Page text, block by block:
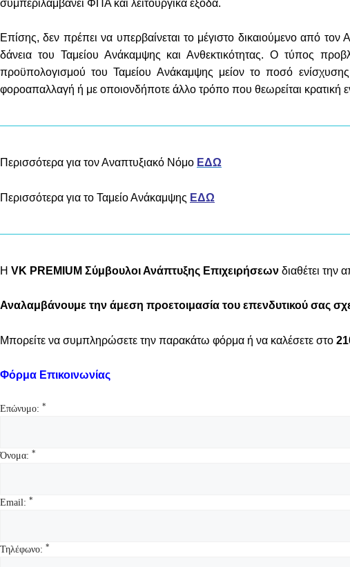
συμπεριλαμβάνει ΦΠΑ και λειτουργικά έξοδα.
Επίσης, δεν πρέπει να υπερβαίνεται το μέγιστο δικαιούμενο από
δάνεια του Ταμείου Ανάκαμψης και Ανθεκτικότητας. Ο τύπος
προϋπολογισμού του Ταμείου Ανάκαμψης μείον το ποσό
φοροαπαλλαγή ή με οποιονδήποτε άλλο τρόπο που θεωρείται κρατική
Περισσότερα για τον Αναπτυξιακό Νόμο ΕΔΩ
Περισσότερα για το Ταμείο Ανάκαμψης ΕΔΩ
Η VK PREMIUM Σύμβουλοι Ανάπτυξης Επιχειρήσεων διαθέτει την
Αναλαμβάνουμε την άμεση προετοιμασία του επενδυτικού σας
Μπορείτε να συμπληρώσετε την παρακάτω φόρμα ή να καλέσετε στο
Φόρμα Επικοινωνίας
Επώνυμο: *
Όνομα: *
Email: *
Τηλέφωνο: *